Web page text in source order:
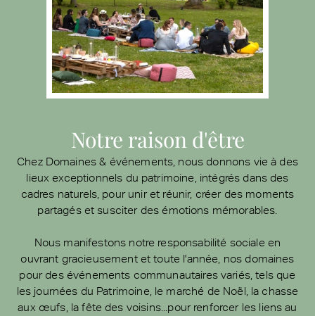
Notre raison d'être
Chez Domaines & événements, nous donnons vie à des
lieux exceptionnels du patrimoine, intégrés dans des
cadres naturels, pour unir et réunir, créer des moments
partagés et susciter des émotions mémorables.
Nous manifestons notre responsabilité sociale en
ouvrant gracieusement et toute l'année, nos domaines
pour des événements communautaires variés, tels que
les journées du Patrimoine, le marché de Noël, la chasse
aux œufs, la fête des voisins...pour renforcer les liens au